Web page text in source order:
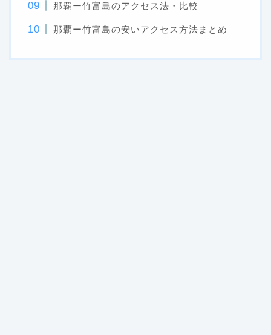
那覇ー竹富島のアクセス法・比較
那覇ー竹富島の安いアクセス方法まとめ